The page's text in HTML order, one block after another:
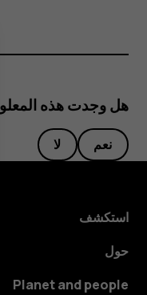
الهواتف
الهواتف
Terra M
HMD DUB
HMD Watch
للأعمال
هل وجدت هذه
نعم لا
استكشف
حول
Planet and people